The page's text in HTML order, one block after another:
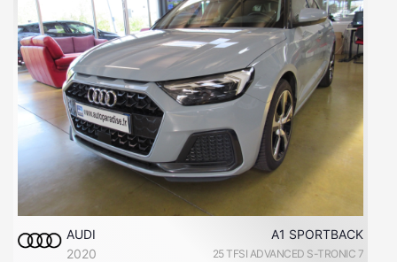
AUDI
A1 SPORTBACK
2020
25 TFSI ADVANCED S-TRONIC 7